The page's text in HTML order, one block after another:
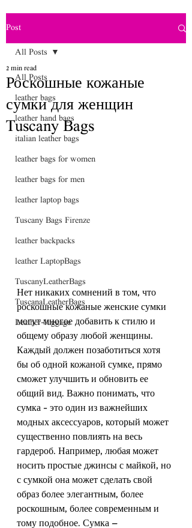
Post
All Posts
leather bags
leather hand bags
italian leather bags
leather bags for women
leather bags for men
leather laptop bags
Tuscany Bags Firenze
leather backpacks
leather LaptopBags
TuscanyLeatherBags
TuscanaLeatherBags
Leather-luggage
All Posts
Роскошные кожаные
сумки для женщин
Tuscany Bags
2 min read
Нет никаких сомнений в том, что
роскошные кожаные женские сумки
могут многое добавить к стилю и
общему образу любой женщины.
Каждый должен позаботиться хотя
бы об одной кожаной сумке, прямо
сможет улучшить и обновить ее
общий вид. Важно понимать, что
сумка – это один из важнейших
модных аксессуаров, который может
существенно повлиять на весь
гардероб. Например, любая может
носить простые джинсы с майкой, но
с сумкой она может сделать свой
образ более элегантным, более
роскошным, более современным и
тому подобное. Сумка —